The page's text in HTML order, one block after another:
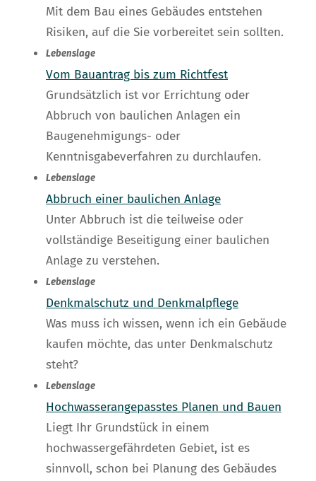
Mit dem Bau eines Gebäudes entstehen
Risiken, auf die Sie vorbereitet sein sollten.
Lebenslage
Vom Bauantrag bis zum Richtfest
Grundsätzlich ist vor Errichtung oder
Abbruch von baulichen Anlagen ein
Baugenehmigungs- oder
Kenntnisgabeverfahren zu durchlaufen.
Lebenslage
Abbruch einer baulichen Anlage
Unter Abbruch ist die teilweise oder
vollständige Beseitigung einer baulichen
Anlage zu verstehen.
Lebenslage
Denkmalschutz und Denkmalpflege
Was muss ich wissen, wenn ich ein Gebäude
kaufen möchte, das unter Denkmalschutz
steht?
Lebenslage
Hochwasserangepasstes Planen und Bauen
Liegt Ihr Grundstück in einem
hochwassergefährdeten Gebiet, ist es
sinnvoll, schon bei Planung des Gebäudes